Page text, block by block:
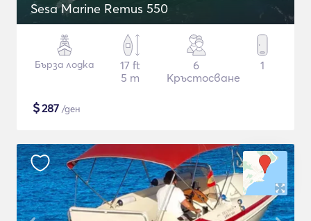
Sesa Marine Remus 550
Бърза лодка
17 ft
5 m
6
Кръстосване
1
$287 /ден